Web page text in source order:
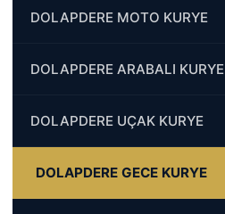
DOLAPDERE MOTO KURYE
DOLAPDERE ARABALI KURYE
DOLAPDERE UÇAK KURYE
DOLAPDERE GECE KURYE